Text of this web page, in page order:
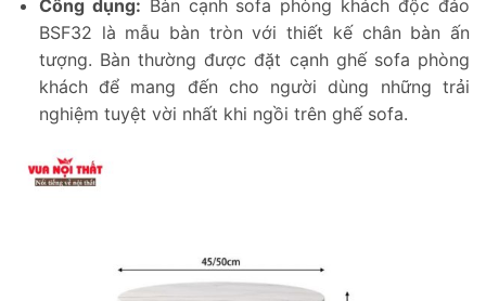
Công dụng: Bàn cạnh sofa phòng khách độc đáo
BSF32 là mẫu bàn tròn với thiết kế chân bàn ấn
tượng. Bàn thường được đặt cạnh ghế sofa phòng
khách để mang đến cho người dùng những trải
nghiệm tuyệt vời nhất khi ngồi trên ghế sofa.